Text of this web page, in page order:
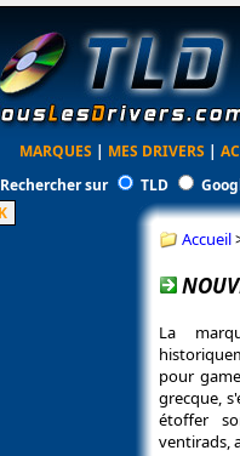
MARQUES | MES DRIVERS |
Rechercher sur
TLD
Accueil
La
pour
grecque,
étoffer
ventirads,